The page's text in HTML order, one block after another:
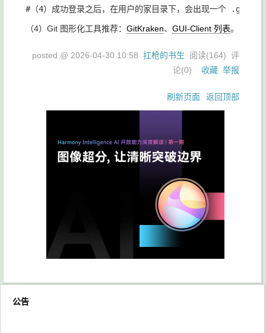
（4）Git 图形化工具推荐： GitKraken、 GUI-Client 列表。
posted @ 2026-04-30 10:58 扛枪的书生 阅读(164) 评
论(0) 收藏 举报
刷新页面 返回顶部
公告